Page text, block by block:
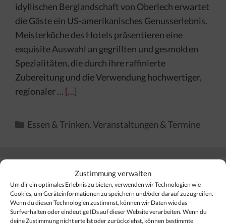
Zustimmung verwalten
Um dir ein optimales Erlebnis zu bieten, verwenden wir Technologien wie
Cookies, um Geräteinformationen zu speichern und/oder darauf zuzugreifen.
Wenn du diesen Technologien zustimmst, können wir Daten wie das
Surfverhalten oder eindeutige IDs auf dieser Website verarbeiten. Wenn du
deine Zustimmung nicht erteilst oder zurückziehst, können bestimmte
idyllischen Berglandschaft von Oberlech erwartet
die Gäste ein US-amerikanisches Genusserlebnis.
Meisterköche des Hotels präsentieren eine
exquisite Auswahl an gegrillten und gesmokten
Spezialitäten, die durch ihre raffinierte
Zubereitung und die Verwendung hochwertiger,
regionaler … […]
Kategorien
Essen & Trinken,Veranstaltungen & Termine
Finden Sie Ihr Thema…
Suchen